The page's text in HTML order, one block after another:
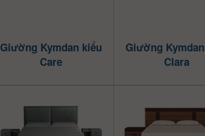
Giường Kymdan kiểu
Care
Giường
Clara